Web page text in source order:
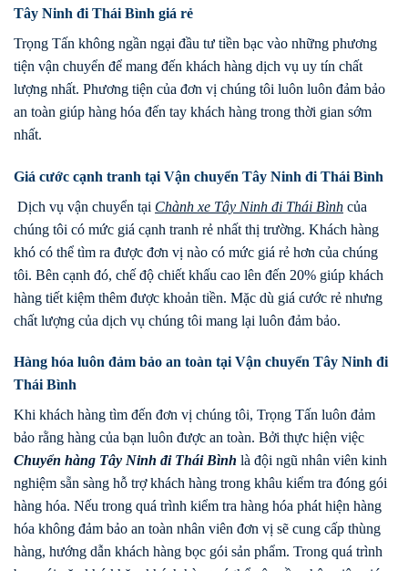
Tây Ninh đi Thái Bình giá rẻ
Trọng Tấn không ngần ngại đầu tư tiền bạc vào những phương
tiện vận chuyển để mang đến khách hàng dịch vụ uy tín chất
lượng nhất. Phương tiện của đơn vị chúng tôi luôn luôn đảm bảo
an toàn giúp hàng hóa đến tay khách hàng trong thời gian sớm
nhất.
Giá cước cạnh tranh tại Vận chuyển Tây Ninh đi Thái Bình
Dịch vụ vận chuyển tại Chành xe Tây Ninh đi Thái Bình của
chúng tôi có mức giá cạnh tranh rẻ nhất thị trường. Khách hàng
khó có thể tìm ra được đơn vị nào có mức giá rẻ hơn của chúng
tôi. Bên cạnh đó, chế độ chiết khấu cao lên đến 20% giúp khách
hàng tiết kiệm thêm được khoản tiền. Mặc dù giá cước rẻ nhưng
chất lượng của dịch vụ chúng tôi mang lại luôn đảm bảo.
Hàng hóa luôn đảm bảo an toàn tại Vận chuyển Tây Ninh đi
Thái Bình
Khi khách hàng tìm đến đơn vị chúng tôi, Trọng Tấn luôn đảm
bảo rằng hàng của bạn luôn được an toàn. Bởi thực hiện việc
Chuyển hàng Tây Ninh đi Thái Bình là đội ngũ nhân viên kinh
nghiệm sẵn sàng hỗ trợ khách hàng trong khâu kiểm tra đóng gói
hàng hóa. Nếu trong quá trình kiểm tra hàng hóa phát hiện hàng
hóa không đảm bảo an toàn nhân viên đơn vị sẽ cung cấp thùng
hàng, hướng dẫn khách hàng bọc gói sản phẩm. Trong quá trình